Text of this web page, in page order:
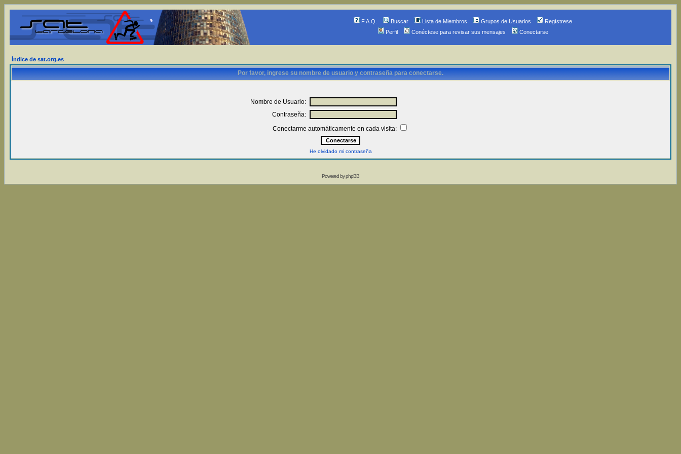
F.A.Q. Buscar Lista de Miembros Grupos de Usuarios
Regístrese
Perfil
Conéctese para revisar sus mensajes Conectarse
Índice de sat.org.es
Por favor, ingrese su nombre de usuario y contraseña para conectarse.
Nombre de Usuario:
Contraseña:
Conectarme automáticamente en cada visita:
He olvidado mi contraseña
Powered byphpBB